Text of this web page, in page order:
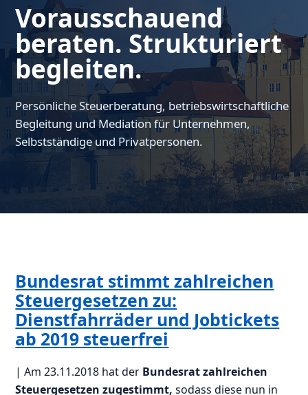
Vorausschauend
beraten. Strukturiert
begleiten.
Persönliche Steuerberatung, betriebswirtschaftliche
Begleitung und Mediation für Unternehmen,
Selbstständige und Privatpersonen.
Bundesrat stimmt zahlreichen
Steuergesetzen zu:
Dienstfahrräder und Jobtickets
ab 2019 steuerfrei
| Am 23.11.2018 hat der Bundesrat zahlreichen
Steuergesetzen zugestimmt, sodass diese nun in